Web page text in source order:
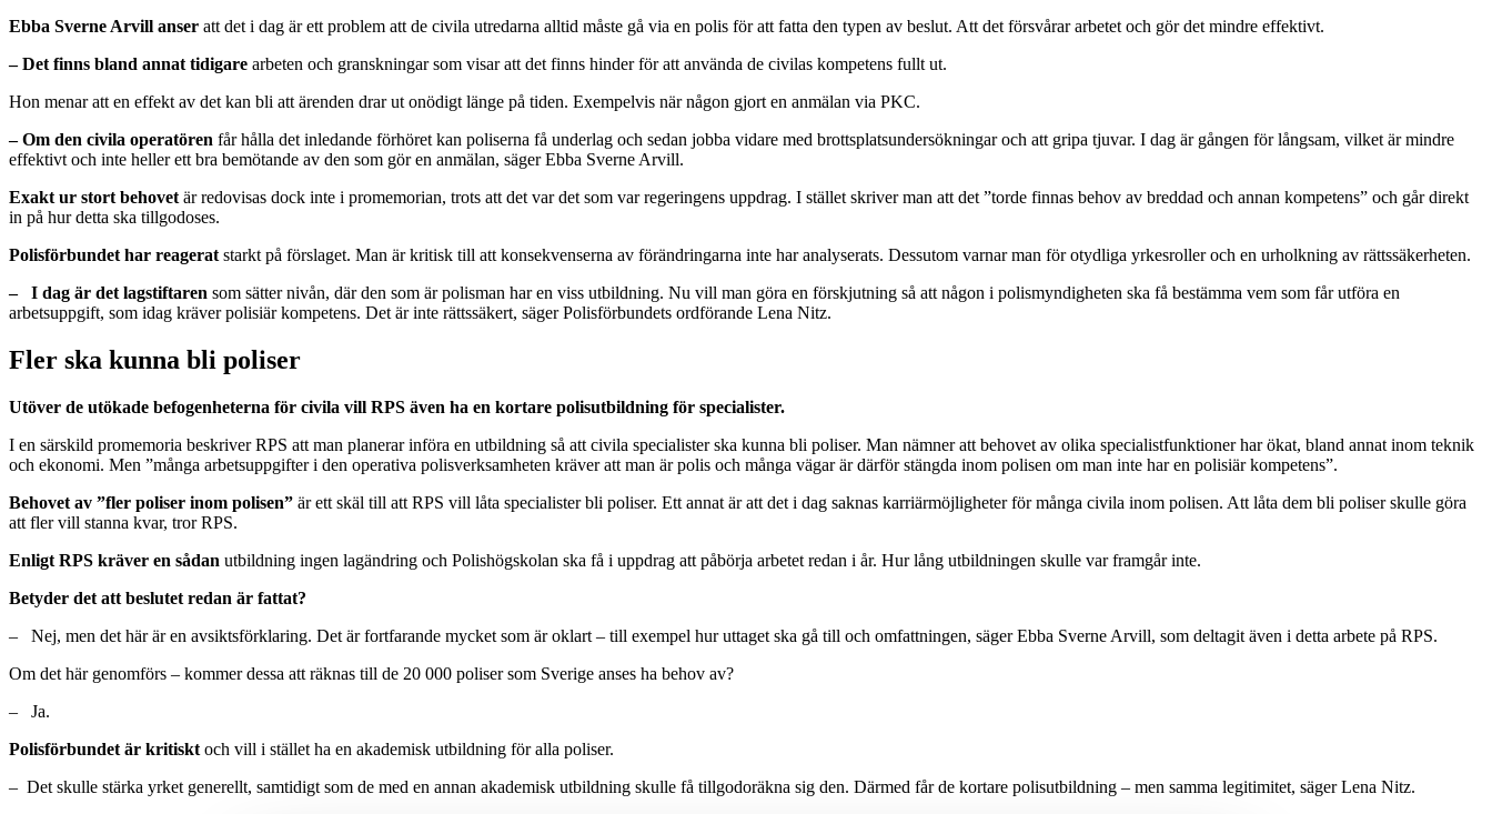
Ebba Sverne Arvill anser att det i dag är ett problem att de civila utredarna alltid måste gå via en polis för att fatta den typen av beslut. Att det försvårar arbetet och gör det mindre effektivt.
– Det finns bland annat tidigare arbeten och granskningar som visar att det finns hinder för att använda de civilas kompetens fullt ut.
Hon menar att en effekt av det kan bli att ärenden drar ut onödigt länge på tiden. Exempelvis när någon gjort en anmälan via PKC.
– Om den civila operatören får hålla det inledande förhöret kan poliserna få underlag och sedan jobba vidare med brottsplatsundersökningar och att gripa tjuvar. I dag är gången för långsam, vilket är mindre
effektivt och inte heller ett bra bemötande av den som gör en anmälan, säger Ebba Sverne Arvill.
Exakt ur stort behovet är redovisas dock inte i promemorian, trots att det var det som var regeringens uppdrag. I stället skriver man att det ”torde finnas behov av breddad och annan kompetens” och går direkt
in på hur detta ska tillgodoses.
Polisförbundet har reagerat starkt på förslaget. Man är kritisk till att konsekvenserna av förändringarna inte har analyserats. Dessutom varnar man för otydliga yrkesroller och en urholkning av rättssäkerheten.
– I dag är det lagstiftaren som sätter nivån, där den som är polisman har en viss utbildning. Nu vill man göra en förskjutning så att någon i polismyndigheten ska få bestämma vem som får utföra en
arbetsuppgift, som idag kräver polisiär kompetens. Det är inte rättssäkert, säger Polisförbundets ordförande Lena Nitz.
Fler ska kunna bli poliser
Utöver de utökade befogenheterna för civila vill RPS även ha en kortare polisutbildning för specialister.
I en särskild promemoria beskriver RPS att man planerar införa en utbildning så att civila specialister ska kunna bli poliser. Man nämner att behovet av olika specialistfunktioner har ökat, bland annat inom teknik
och ekonomi. Men ”många arbetsuppgifter i den operativa polisverksamheten kräver att man är polis och många vägar är därför stängda inom polisen om man inte har en polisiär kompetens”.
Behovet av ”fler poliser inom polisen” är ett skäl till att RPS vill låta specialister bli poliser. Ett annat är att det i dag saknas karriärmöjligheter för många civila inom polisen. Att låta dem bli poliser skulle göra
att fler vill stanna kvar, tror RPS.
Enligt RPS kräver en sådan utbildning ingen lagändring och Polishögskolan ska få i uppdrag att påbörja arbetet redan i år. Hur lång utbildningen skulle var framgår inte.
Betyder det att beslutet redan är fattat?
– Nej, men det här är en avsiktsförklaring. Det är fortfarande mycket som är oklart – till exempel hur uttaget ska gå till och omfattningen, säger Ebba Sverne Arvill, som deltagit även i detta arbete på RPS.
Om det här genomförs – kommer dessa att räknas till de 20 000 poliser som Sverige anses ha behov av?
– Ja.
Polisförbundet är kritiskt och vill i stället ha en akademisk utbildning för alla poliser.
– Det skulle stärka yrket generellt, samtidigt som de med en annan akademisk utbildning skulle få tillgodoräkna sig den. Därmed får de kortare polisutbildning – men samma legitimitet, säger Lena Nitz.